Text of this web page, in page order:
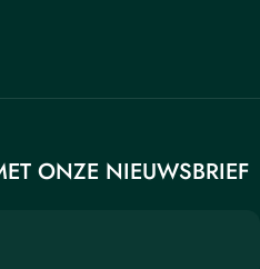
ONZE NIEUWSBRIEF